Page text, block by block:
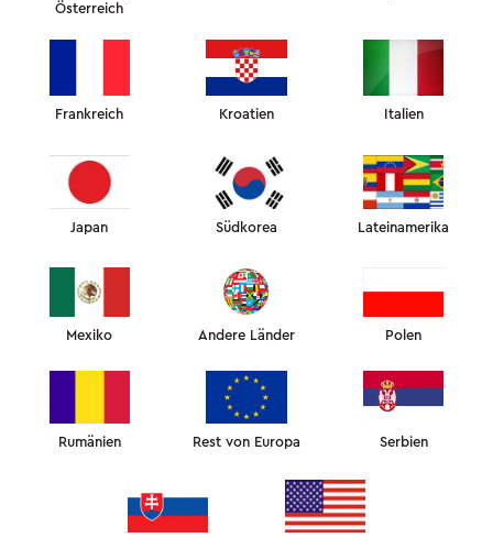
Dr. David Shafer Dr. Daniel Sugai
Dr. Cyrille Laurent
Österreich
Frankreich Kroatien Italien
Japan Südkorea Lateinamerika
Mexiko Andere Länder Polen
Rumänien Rest von Europa Serbien